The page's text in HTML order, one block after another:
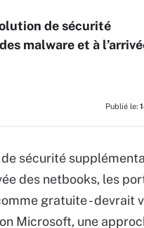
de sécurité
malware et à
Publié le:
sécurité
des netbooks, les
gratuite - devrait
Microsoft, une